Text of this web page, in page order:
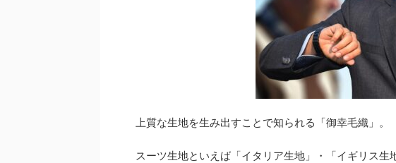
上質な生地を生み出すことで知られる「御幸毛織」。
スーツ生地といえば「イタリア生地」・「イギリス生